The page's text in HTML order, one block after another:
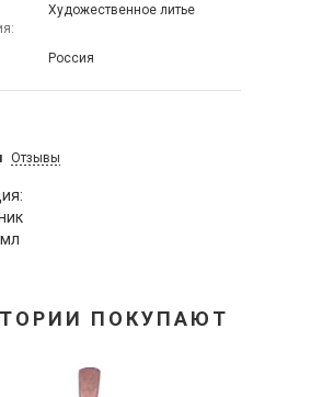
Художественное литье
Россия
Отзывы
ПОКУПАЮТ